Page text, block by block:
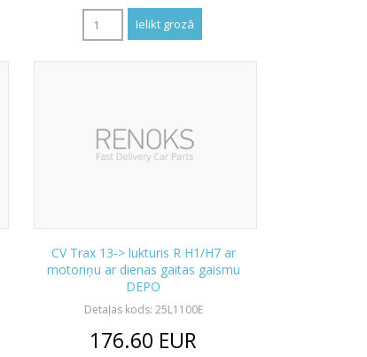
CV Trax 13-> lukturis R H1/H7 ar
motoriņu ar dienas gaitas gaismu
DEPO
Detaļas kods: 25L1100E
176.60 EUR